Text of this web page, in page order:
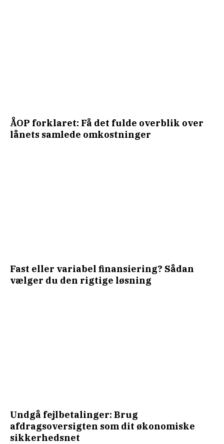
ÅOP forklaret: Få det fulde overblik over
lånets samlede omkostninger
Fast eller variabel finansiering? Sådan
vælger du den rigtige løsning
Undgå fejlbetalinger: Brug
afdragsoversigten som dit økonomiske
sikkerhedsnet